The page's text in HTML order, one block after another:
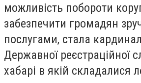
можливість побороти
забезпечити громадян
послугами, стала
Державної реєстраційної
хабарі в якій складалися